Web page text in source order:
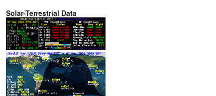
Solar-Terrestrial Data